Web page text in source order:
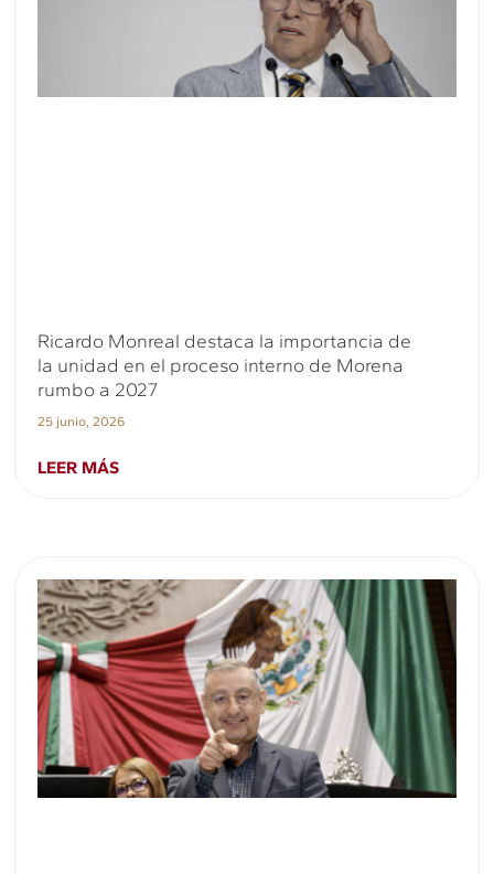
Ricardo Monreal destaca la importancia de
la unidad en el proceso interno de Morena
rumbo a 2027
25 junio, 2026
LEER MÁS